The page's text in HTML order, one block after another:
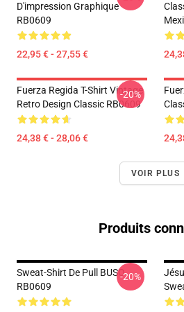
D'impression Graphique
RB0609
22,95 € - 27,55 €
Fuerza Regida T-Shirt Vintage
Retro Design Classic RB0609
24,38 € - 28,06 €
-20%
VOIR PLUS
Produits
Sweat-Shirt De Pull BUSO
RB0609
-20%